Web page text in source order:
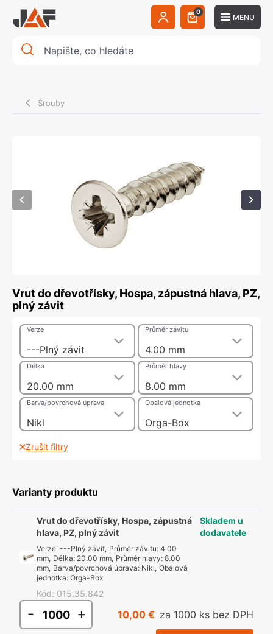
0
MENU
Šrouby
Vrut do dřevotřísky, Hospa, zápustná hlava, PZ,
plný závit
---Plný závit
Verze
4.00 mm
Průměr závitu
20.00 mm
Délka
8.00 mm
Průměr hlavy
Nikl
Barva/povrchová úprava
Orga-Box
Obalová jednotka
Zrušit filtry
Varianty produktu
Vrut do dřevotřísky, Hospa, zápustná
hlava, PZ, plný závit
Verze: ---Plný závit, Průměr závitu: 4.00
mm, Délka: 20.00 mm, Průměr hlavy: 8.00
mm, Barva/povrchová úprava: Nikl, Obalová
jednotka: Orga-Box
Kód: 015.35.842
Skladem u
dodavatele
- + 10,00 € za 1000 ks bez DPH